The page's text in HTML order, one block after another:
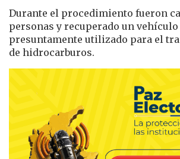
Durante el procedimiento fueron
personas y recuperado un
presuntamente utilizado para el
de hidrocarburos.